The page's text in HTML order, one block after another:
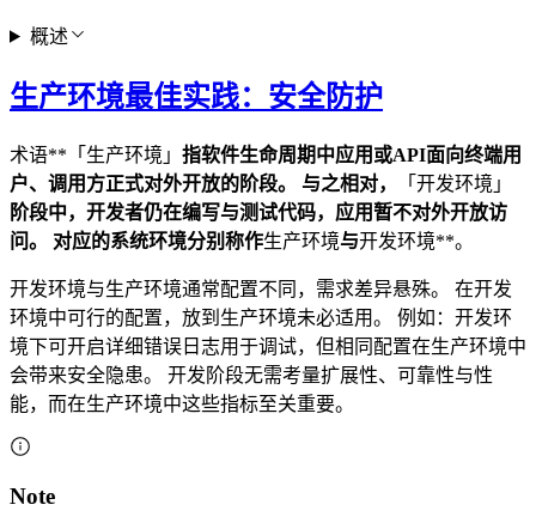
生产环境最佳实践：安全防护
术语**「生产环境」 指软件生命周期中应用或API面向终端用
户、调用方正式对外开放的阶段。 与之相对，
「开发环境」
阶段中，开发者仍在编写与测试代码，应用暂不对外开放访
问。 对应的系统环境分别称作生产环境与开发环境**。
开发环境与生产环境通常配置不同，需求差异悬殊。 在开发
环境中可行的配置，放到生产环境未必适用。 例如：开发环
境下可开启详细错误日志用于调试，但相同配置在生产环境中
会带来安全隐患。 开发阶段无需考量扩展性、可靠性与性
能，而在生产环境中这些指标至关重要。
Note
概述